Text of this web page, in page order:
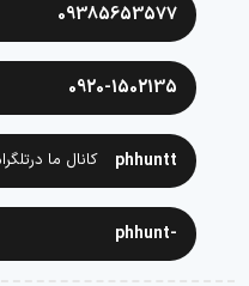
09385653577
0920-1502135
phhuntt کانال ما
-phhunt